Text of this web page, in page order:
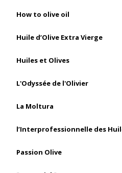
How to olive oil
Huile d’Olive Extra Vierge
Huiles et Olives
L'Odyssée de l'Olivier
La Moltura
l’Interprofessionnelle des
Passion Olive